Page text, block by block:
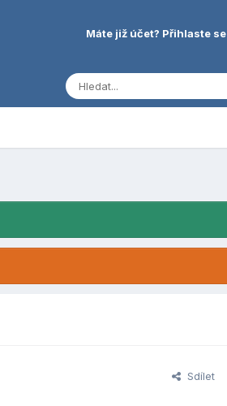
Máte již účet? Přihlaste se
Sdílet